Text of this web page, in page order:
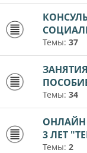
Темы: 37
Темы: 34
ОНЛАЙН
3 ЛЕТ
Темы: 2